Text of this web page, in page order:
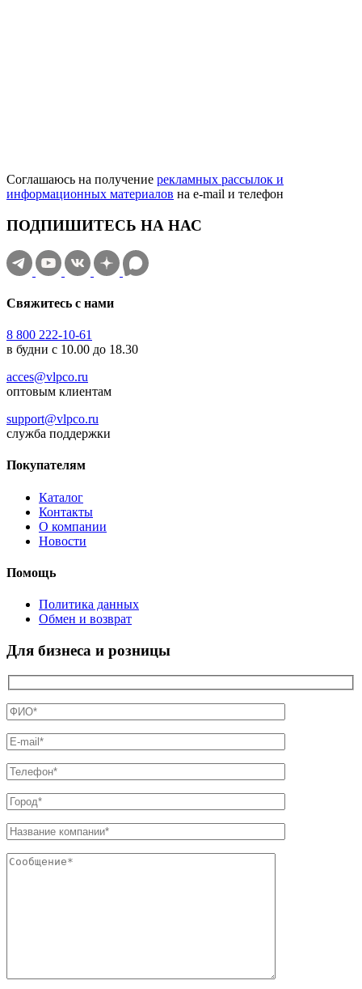
Соглашаюсь на получение рекламных рассылок и
информационных материалов на e‑mail и телефон
ПОДПИШИТЕСЬ НА НАС
Свяжитесь с нами
8 800 222-10-61
в будни с 10.00 до 18.30
acces@vlpco.ru
оптовым клиентам
support@vlpco.ru
служба поддержки
Покупателям
Каталог
Контакты
О компании
Новости
Помощь
Политика данных
Обмен и возврат
Для бизнеса и розницы